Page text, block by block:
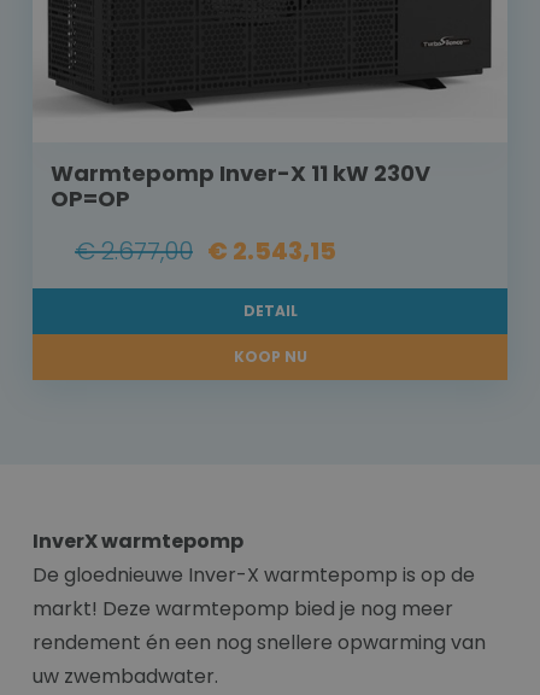
Warmtepomp Inver-X 11 kW 230V
OP=OP
€ 2.677,00 € 2.543,15
DETAIL
KOOP NU
InverX warmtepomp
De gloednieuwe Inver-X warmtepomp is op de
markt! Deze warmtepomp bied je nog meer
rendement én een nog snellere opwarming van
uw zwembadwater.